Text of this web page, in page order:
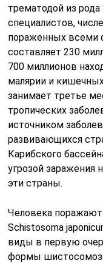
трематодой из
специалистов,
пораженных всеми
составляет 230
700 миллионов
малярии и
занимает третье
тропических
источником
развивающихся
Карибского
угрозой заражения
эти страны.
Человека
Schistosoma
виды в первую
формы